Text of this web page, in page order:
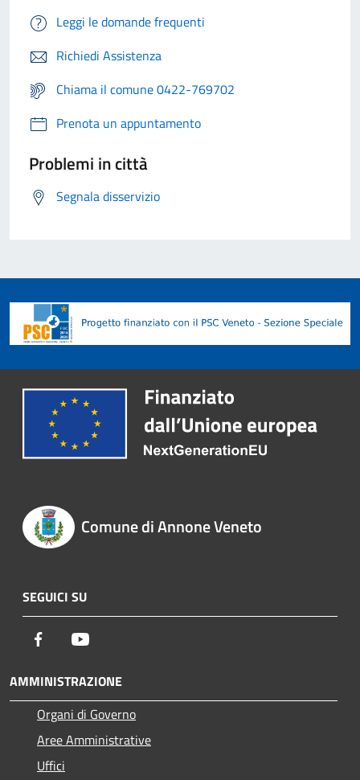
Leggi le domande frequenti
Richiedi Assistenza
Chiama il comune 0422-769702
Prenota un appuntamento
Problemi in città
Segnala disservizio
Comune di Annone Veneto
SEGUICI SU
Facebook
AMMINISTRAZIONE
Organi di Governo
Aree Amministrative
Uffici